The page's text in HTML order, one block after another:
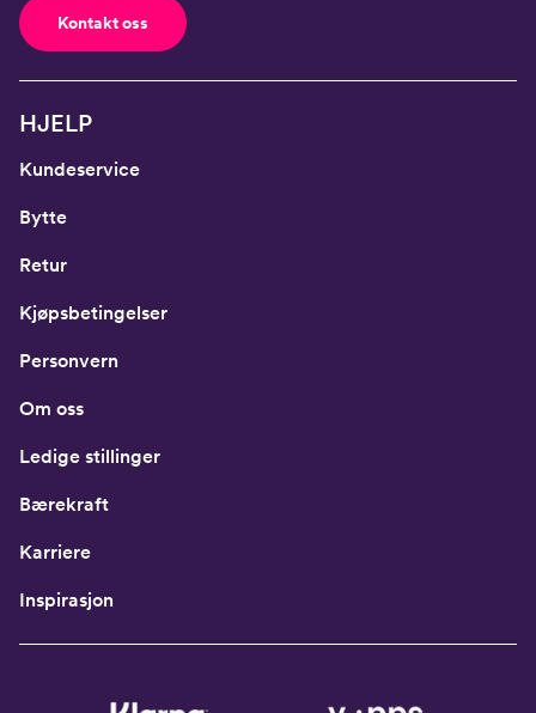
Kontakt oss
HJELP
Kundeservice
Bytte
Retur
Kjøpsbetingelser
Personvern
Om oss
Ledige stillinger
Bærekraft
Karriere
Inspirasjon